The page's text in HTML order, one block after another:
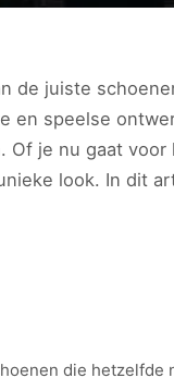
de juiste
speelse
je nu gaat
look. In dit
die hetzelfde